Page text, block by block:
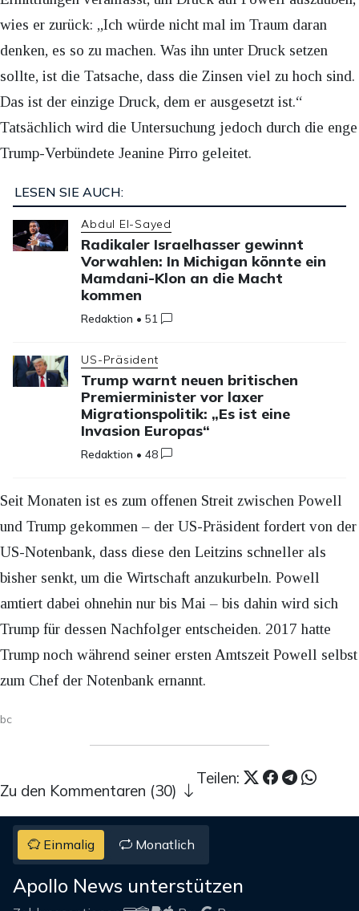
wies er zurück: „Ich würde nicht mal im Traum daran
denken, es so zu machen. Was ihn unter Druck setzen
sollte, ist die Tatsache, dass die Zinsen viel zu hoch sind.
Das ist der einzige Druck, dem er ausgesetzt ist.“
Tatsächlich wird die Untersuchung jedoch durch die enge
Trump-Verbündete Jeanine Pirro geleitet.
LESEN SIE AUCH:
Abdul El-Sayed
Radikaler Israelhasser gewinnt
Vorwahlen: In Michigan könnte ein
Mamdani-Klon an die Macht
kommen
Redaktion •51
US-Präsident
Trump warnt neuen britischen
Premierminister vor laxer
Migrationspolitik: „Es ist eine
Invasion Europas“
Redaktion •48
Seit Monaten ist es zum offenen Streit zwischen Powell
und Trump gekommen – der US-Präsident fordert von der
US-Notenbank, dass diese den Leitzins schneller als
bisher senkt, um die Wirtschaft anzukurbeln. Powell
amtiert dabei ohnehin nur bis Mai – bis dahin wird sich
Trump für dessen Nachfolger entscheiden. 2017 hatte
Trump noch während seiner ersten Amtszeit Powell selbst
zum Chef der Notenbank ernannt.
bc
Teilen:
Zu den Kommentaren (30)
Einmalig Monatlich
Apollo News unterstützen